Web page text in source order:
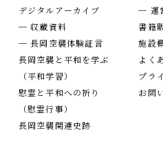
デジタルアーカイブ
─ 収蔵資料
─ 長岡空襲体験証言
長岡空襲と平和を学ぶ
（平和学習）
慰霊と平和への祈り
（慰霊行事）
長岡空襲関連史跡
─ 運
書籍
施設
よく
プラ
お問